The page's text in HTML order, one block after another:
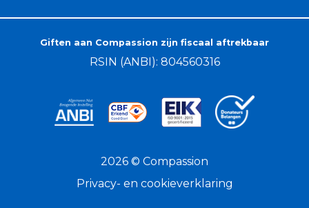
Giften aan Compassion zijn fiscaal aftrekbaar
RSIN (ANBI): 804560316
2026 © Compassion
Privacy- en cookieverklaring